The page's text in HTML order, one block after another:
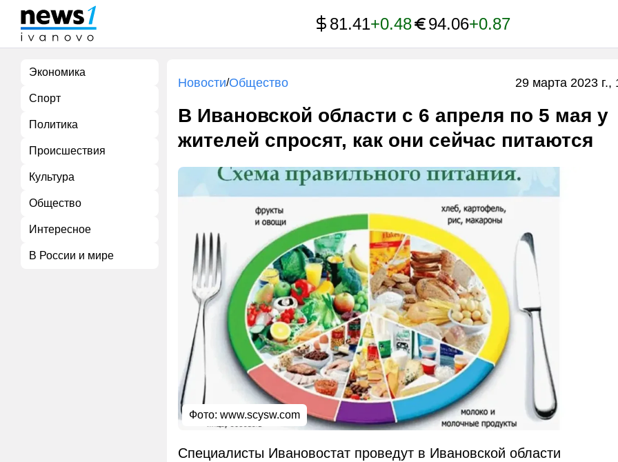
81.41+0.48 94.06+0.87
Экономика
Спорт
Политика
Происшествия
Культура
Общество
Интересное
В России и мире
Новости/Общество 29 марта 2023 г.,
В Ивановской области с 6 апреля по 5 мая у
жителей спросят, как они сейчас питаются
Фото: www.scysw.com
Специалисты Ивановостат проведут в Ивановской области